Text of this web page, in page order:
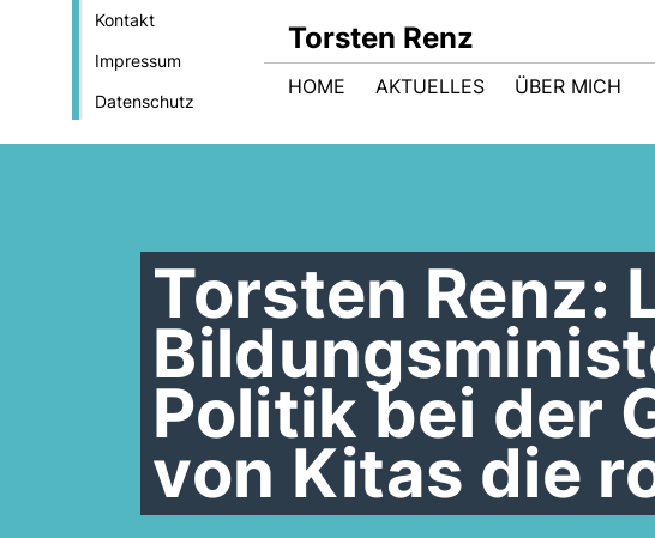
Kontakt
Impressum
Datenschutz
Torsten Renz
HOME AKTUELLES ÜBER MICH
Torsten Renz:
Politik bei der
von Kitas die